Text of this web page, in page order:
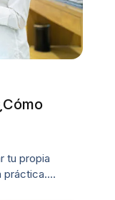
tu propia
práctica.…